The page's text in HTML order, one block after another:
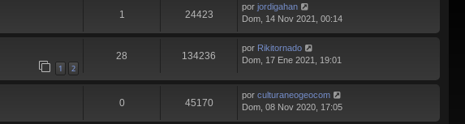
1 24423
por jordigahan
Dom, 14 Nov 2021, 00:14
1 2
28 134236
por Rikitornado
Dom, 17 Ene 2021, 19:01
0 45170
por culturaneogeocom
Dom, 08 Nov 2020, 17:05